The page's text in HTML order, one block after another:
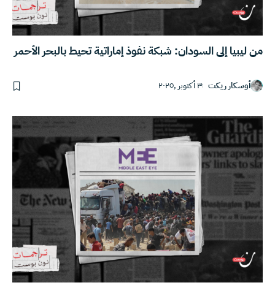
من ليبيا إلى السودان: شبكة نفوذ إماراتية تحيط بالبحر الأحمر
أوسكار ريكت ٣ أكتوبر ,٢٠٢٥